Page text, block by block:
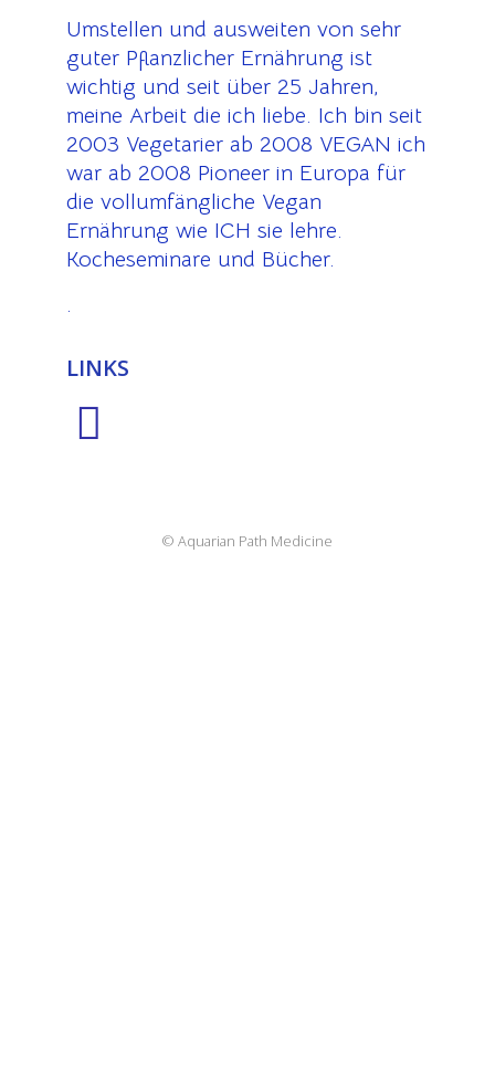
Umstellen und ausweiten von sehr
guter Pflanzlicher Ernährung ist
wichtig und seit über 25 Jahren,
meine Arbeit die ich liebe. Ich bin seit
2003 Vegetarier ab 2008 VEGAN ich
war ab 2008 Pioneer in Europa für
die vollumfängliche Vegan
Ernährung wie ICH sie lehre.
Kocheseminare und Bücher.
.
LINKS
© Aquarian Path Medicine